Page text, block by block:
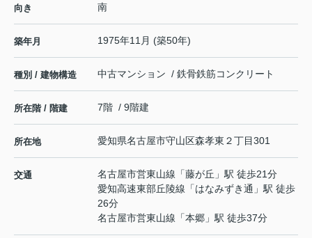
向き 南
築年月 1975年11月 (築50年)
種別 / 建物構造 中古マンション / 鉄骨鉄筋コンクリート
所在階 / 階建 7階 / 9階建
所在地 愛知県名古屋市守山区森孝東 ２丁目301
交通 名古屋市営東山線 「藤が丘 」駅 徒歩21分
愛知高速東部丘陵線 「はなみずき通 」駅 徒歩
26分
名古屋市営東山線 「本郷 」駅 徒歩37分